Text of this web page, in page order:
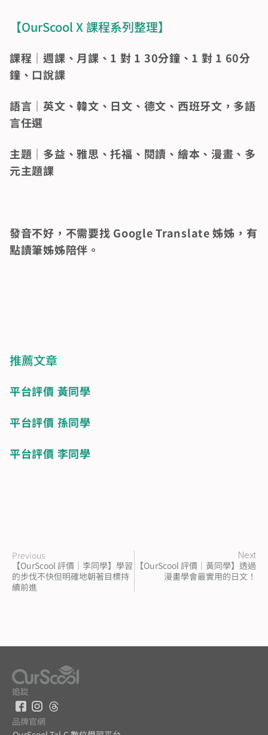
【OurScool X 課程系列整理】
課程｜週課、月課、1 對 1 30分鐘、1 對 1 60分
鐘、口說課
語言｜英文、韓文、日文、德文、西班牙文，多語
言任選
主題｜多益、雅思、托福、閱讀、繪本、漫畫、多
元主題課
發音不好，不需要找 Google Translate 姊姊，有
點讀筆姊姊陪伴。
推薦文章
平台評價 黃同學
平台評價 孫同學
平台評價 李同學
Previous
【OurScool 評價｜李同學】學習
的步伐不快但明確地朝著目標持
續前進
Next
【OurScool 評價｜黃同學】透過
漫畫學會最實用的日文！
追踨
品牌官網